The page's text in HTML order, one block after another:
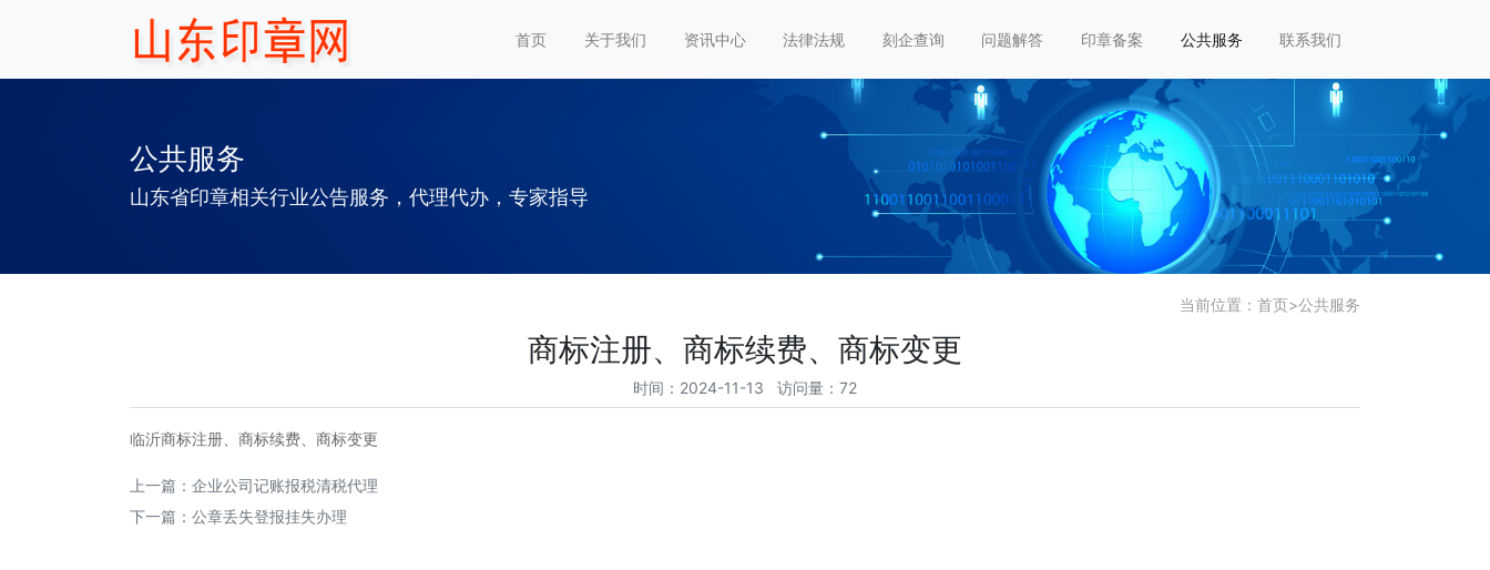
首页 关于我们 资讯中心 法律法规 刻企查询 问题解答 印章备案 公共服务 联系我们
公共服务
山东省印章相关行业公告服务，代理代办，专家指导
当前位置： 首页>公共服务
商标注册、商标续费、商标变更
时间：2024-11-13 访问量：72
临沂商标注册、商标续费、商标变更
上一篇： 企业公司记账报税清税代理
下一篇： 公章丢失登报挂失办理